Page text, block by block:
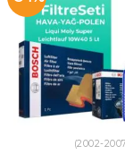
(2002-